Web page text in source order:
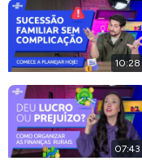
10:28
07:43